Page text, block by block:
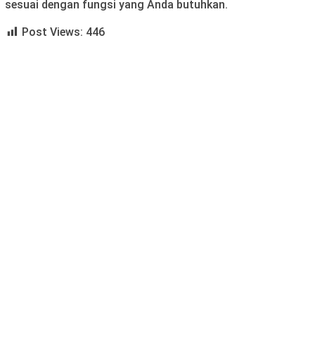
sesuai dengan fungsi yang Anda butuhkan.
Post Views: 446